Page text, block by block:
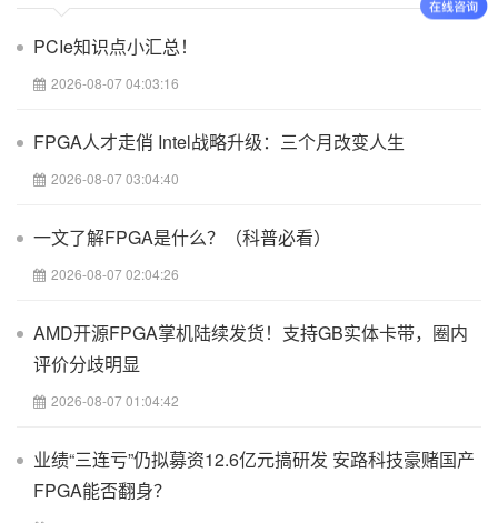
算机科学的发展，FPGA在高性能计算、人工智能领域有着
巨大的发展潜力。 2 面向云计算的FPGA 随着云计算的普
及，FPGA被用于提高云计算的计算速度和存储容量。 总结
评估其优点和缺点，才能制定合适的开发方案。 FPGA的应
用前景展望 未来，FPGA将继续发挥其在高性能计算、人工
智能、云计算等领域的重要作用。 * * * * * * * * * * * * * * * *
PCIe知识点小汇总！
2026-08-07 04:03:16
FPGA人才走俏 Intel战略升级：三个月改变人生
2026-08-07 03:04:40
一文了解FPGA是什么？（科普必看）
2026-08-07 02:04:26
AMD开源FPGA掌机陆续发货！支持GB实体卡带，圈内
评价分歧明显
2026-08-07 01:04:42
业绩“三连亏”仍拟募资12.6亿元搞研发 安路科技豪赌国产
FPGA能否翻身？